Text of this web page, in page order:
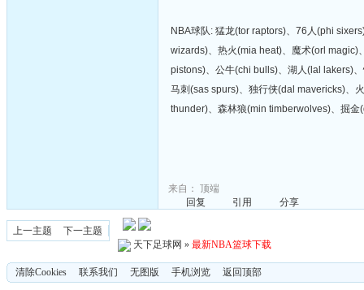
NBA球队: 猛龙(tor raptors)、76人(phi
wizards)、热火(mia heat)、魔术(orl
pistons)、公牛(chi bulls)、湖人(lal lakers)
马刺(sas spurs)、独行侠(dal mavericks)、
thunder)、森林狼(min timberwolves)、掘金
来自： 顶端
回复
引用 分享
上一主题
下一主题
天下足球网 » 最新NBA篮球下载
清除Cookies 联系我们 无图版 手机浏览 返回顶部